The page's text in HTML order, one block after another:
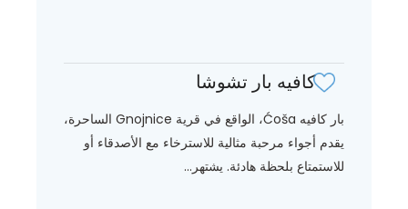
كافيه بار تشوشا
بار كافيه Ćoša، الواقع في قرية Gnojnice الساحرة،
يقدم أجواء مرحبة مثالية للاسترخاء مع الأصدقاء أو
للاستمتاع بلحظة هادئة. يشتهر...